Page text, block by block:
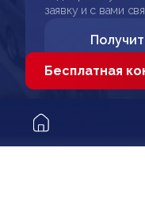
заявку и с вами
Бесплатная